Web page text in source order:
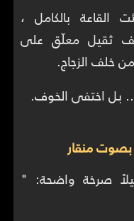
القاعة بالكامل ،
ثقيل معلّق على
خلف الزجاج.
بل اختفى الخوف.
صرخة واضحة: "